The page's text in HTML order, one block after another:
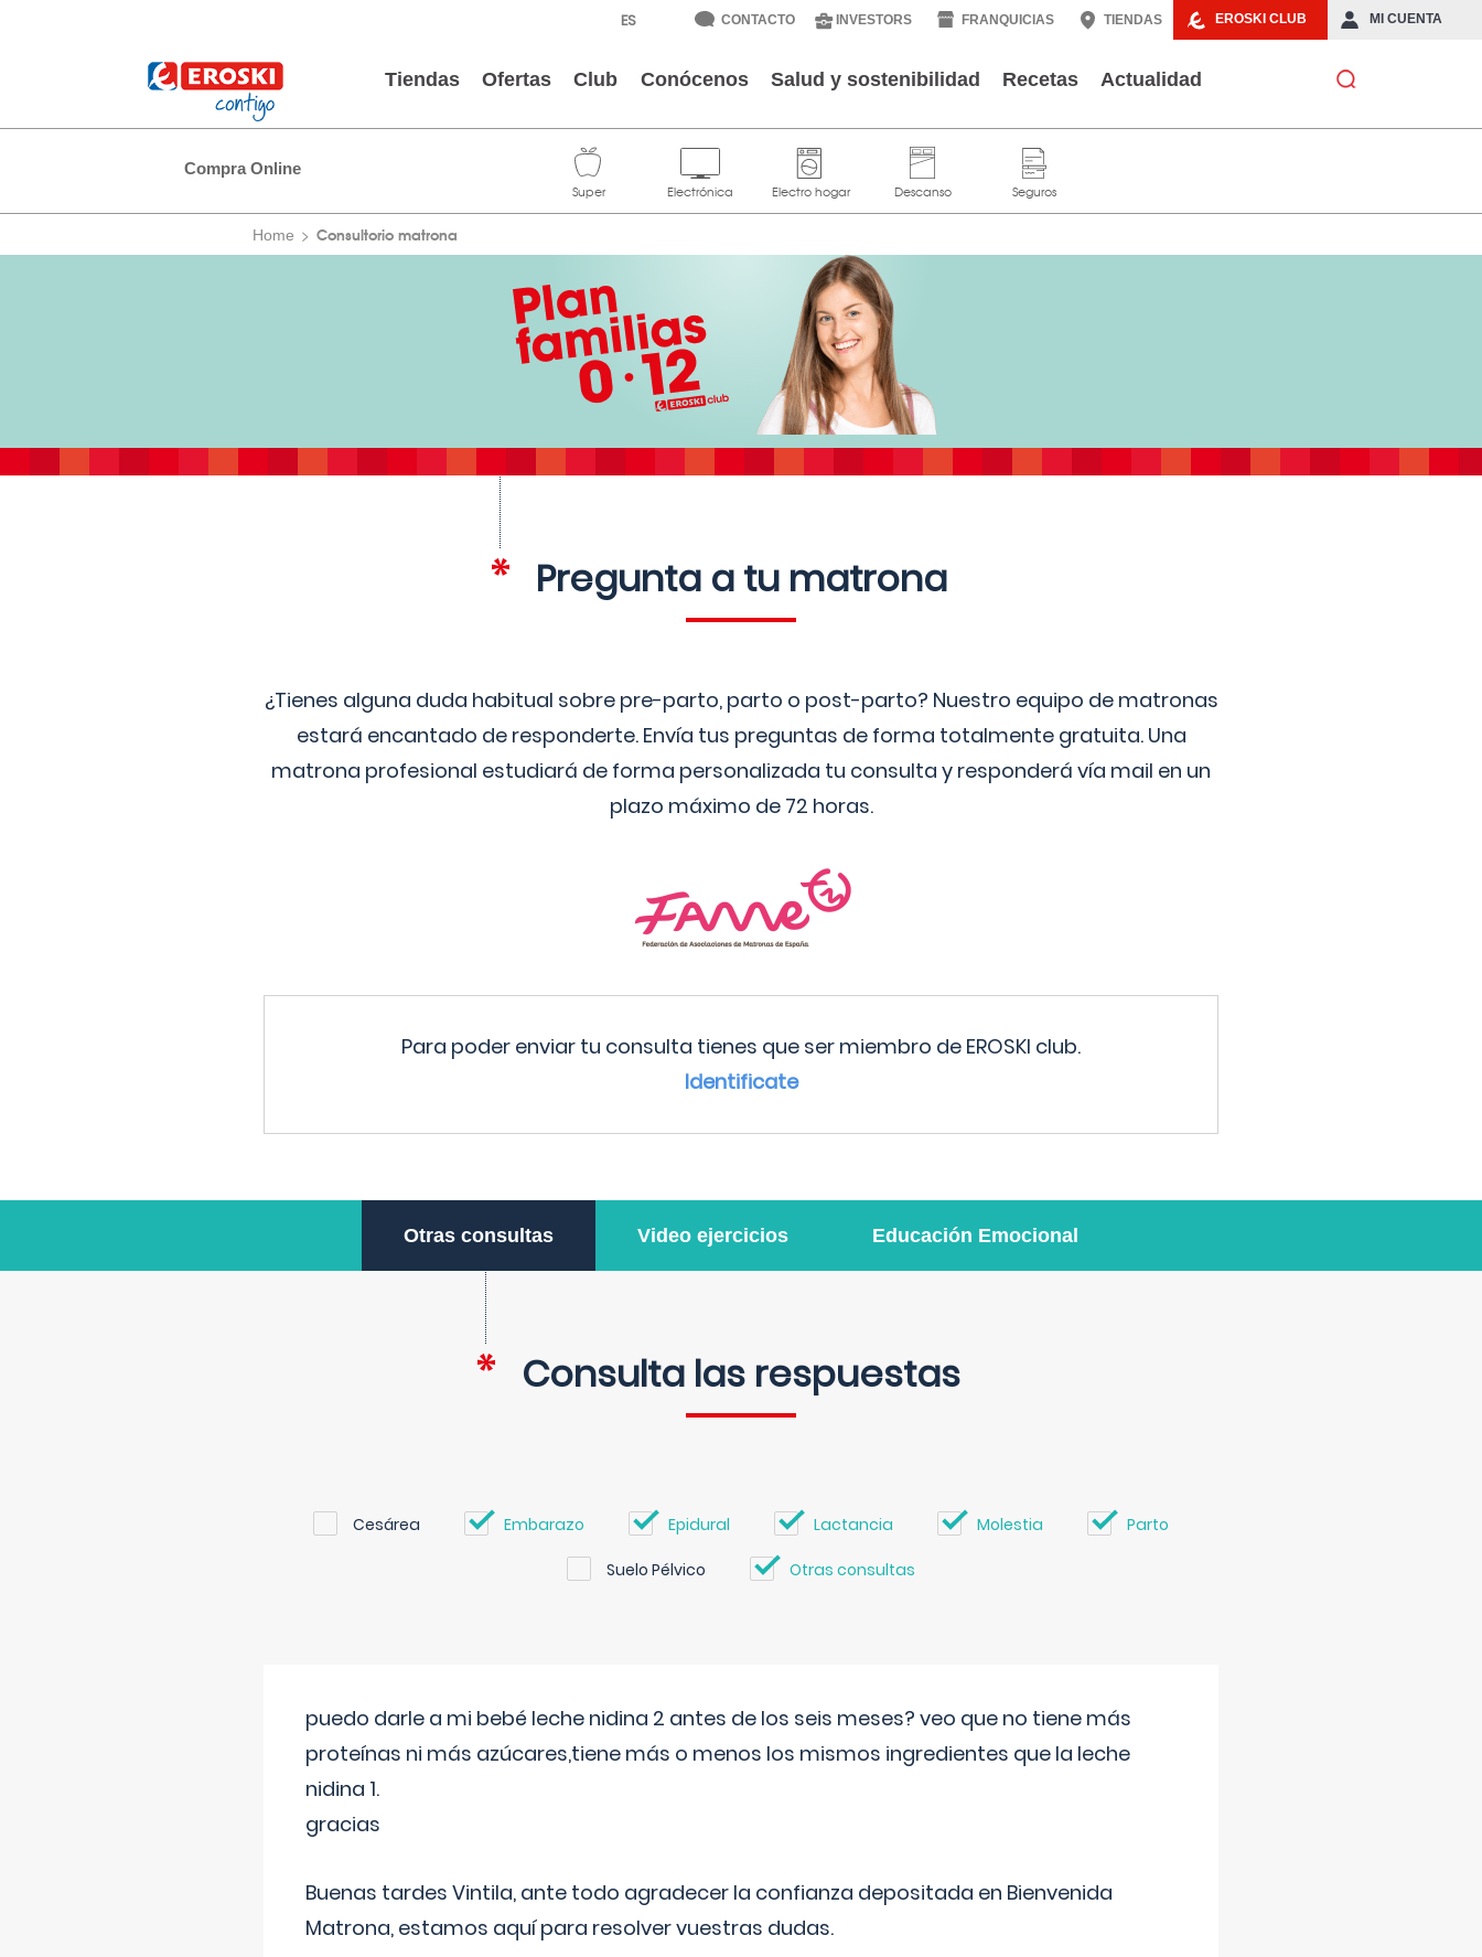
EROSKI CLUB MI CUENTA
CONTACTO INVESTORS FRANQUICIAS TIENDAS
Tiendas Ofertas Club Conócenos Salud y sostenibilidad Recetas Actualidad
Compra Online
Home Consultorio matrona
Pregunta a tu matrona
¿Tienes alguna duda habitual sobre pre-parto, parto o post-parto? Nuestro equipo de matronas
estará encantado de responderte. Envía tus preguntas de forma totalmente gratuita. Una
matrona profesional estudiará de forma personalizada tu consulta y responderá vía mail en un
plazo máximo de 72 horas.
Para poder enviar tu consulta tienes que ser miembro de EROSKI club.
Identificate
Otras consultas Video ejercicios Educación Emocional
Consulta las respuestas
Cesárea Embarazo Epidural Lactancia Molestia Parto
Suelo Pélvico Otras consultas
puedo darle a mi bebé leche nidina 2 antes de los seis meses? veo que no tiene más
proteínas ni más azúcares,tiene más o menos los mismos ingredientes que la leche
nidina 1.
gracias
Buenas tardes Vintila, ante todo agradecer la confianza depositada en Bienvenida
Matrona, estamos aquí para resolver vuestras dudas.